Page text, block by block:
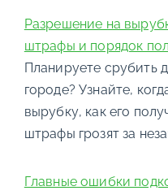
Разрешение на
штрафы и порядок
Планируете срубить
городе? Узнайте,
вырубку, как его
штрафы грозят за
Главные ошибки